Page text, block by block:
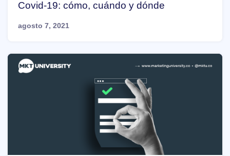
Covid-19: cómo, cuándo y dónde
agosto 7, 2021